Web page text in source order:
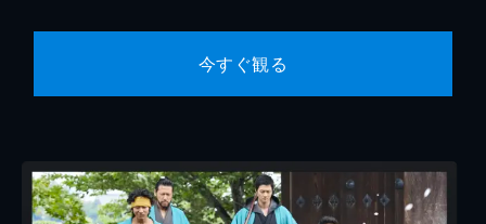
今すぐ観る